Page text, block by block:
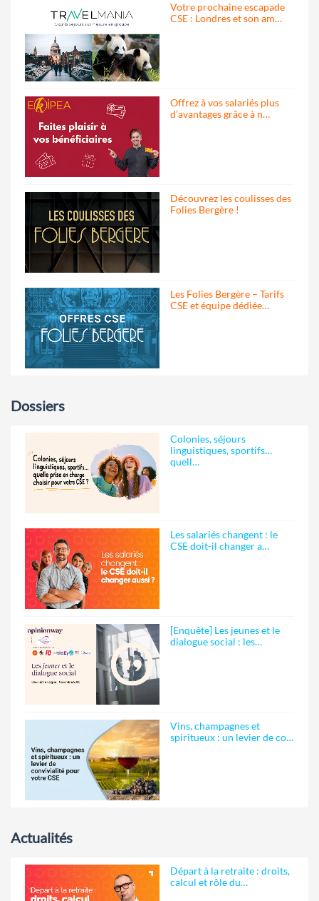
Votre prochaine escapade
CSE : Londres et son am…
Offrez à vos salariés plus
d’avantages grâce à n…
Découvrez les coulisses des
Folies Bergère !
Les Folies Bergère – Tarifs
CSE et équipe dédiée…
Dossiers
Colonies, séjours
linguistiques, sportifs…
quell…
Les salariés changent : le
CSE doit-il changer a…
[Enquête] Les jeunes et le
dialogue social : les…
Vins, champagnes et
spiritueux : un levier de co…
Actualités
Départ à la retraite : droits,
calcul et rôle du…